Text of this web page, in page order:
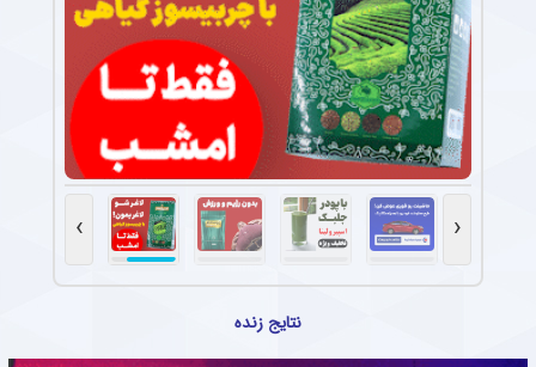
‹
›
نتایج زنده